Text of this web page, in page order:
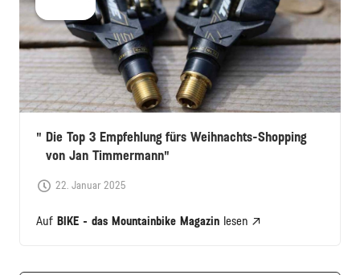
Die Top 3 Empfehlung fürs Weihnachts-Shopping
von Jan Timmermann
22. Januar 2025
Auf BIKE - das Mountainbike Magazin lesen